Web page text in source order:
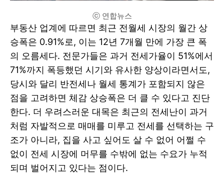
ⓒ 연합뉴스
부동산 업계에 따르면 최근 전월세 시장의 월간 상
승폭은 0.91%로, 이는 12년 7개월 만에 가장 큰 폭
의 오름세다. 전문가들은 과거 전세가율이 51%에서
71%까지 폭등했던 시기와 유사한 양상이라면서도,
당시와 달리 반전세나 월세 통계가 포함되지 않은
점을 고려하면 체감 상승폭은 더 클 수 있다고 진단
한다. 더 우려스러운 대목은 최근의 전세난이 과거
처럼 자발적으로 매매를 미루고 전세를 선택하는 구
조가 아니라, 집을 사고 싶어도 살 수 없어 어쩔 수
없이 전세 시장에 머무를 수밖에 없는 수요가 누적
되며 벌어지고 있다는 점이다.